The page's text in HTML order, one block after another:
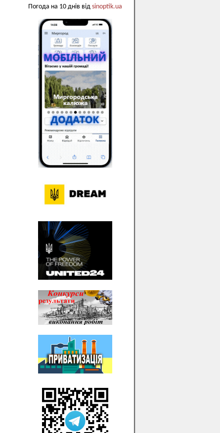
Погода на 10 днів від sinoptik.ua